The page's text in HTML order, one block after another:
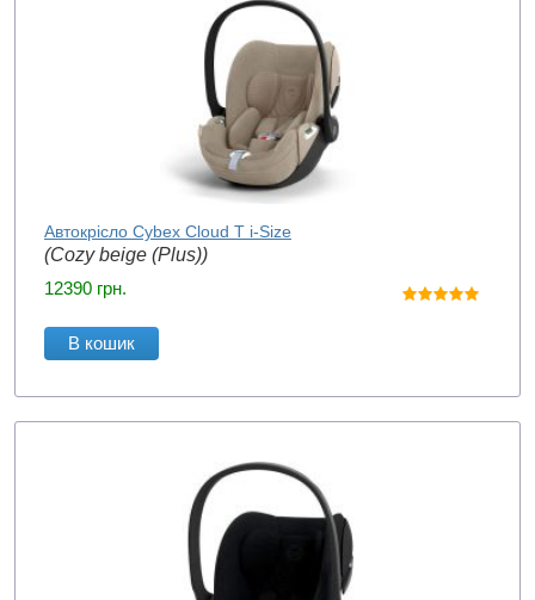
Автокрісло Cybex Cloud T i-Size
(Cozy beige (Plus))
12390 грн.
В кошик